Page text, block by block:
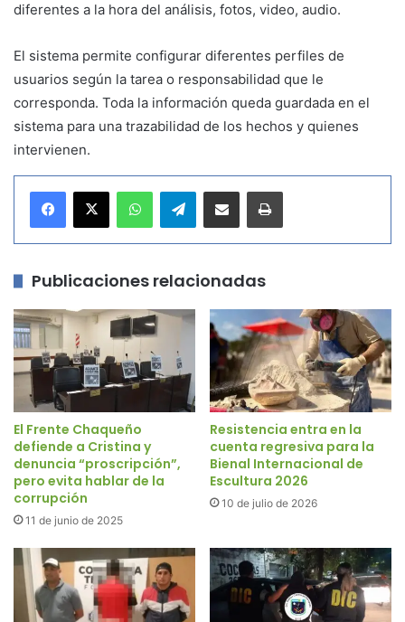
diferentes a la hora del análisis, fotos, video, audio.
El sistema permite configurar diferentes perfiles de
usuarios según la tarea o responsabilidad que le
corresponda. Toda la información queda guardada en el
sistema para una trazabilidad de los hechos y quienes
intervienen.
Telegram
Publicaciones relacionadas
El Frente Chaqueño
defiende a Cristina y
denuncia “proscripción”,
pero evita hablar de la
corrupción
11 de junio de 2025
Resistencia entra en la
cuenta regresiva para la
Bienal Internacional de
Escultura 2026
10 de julio de 2026